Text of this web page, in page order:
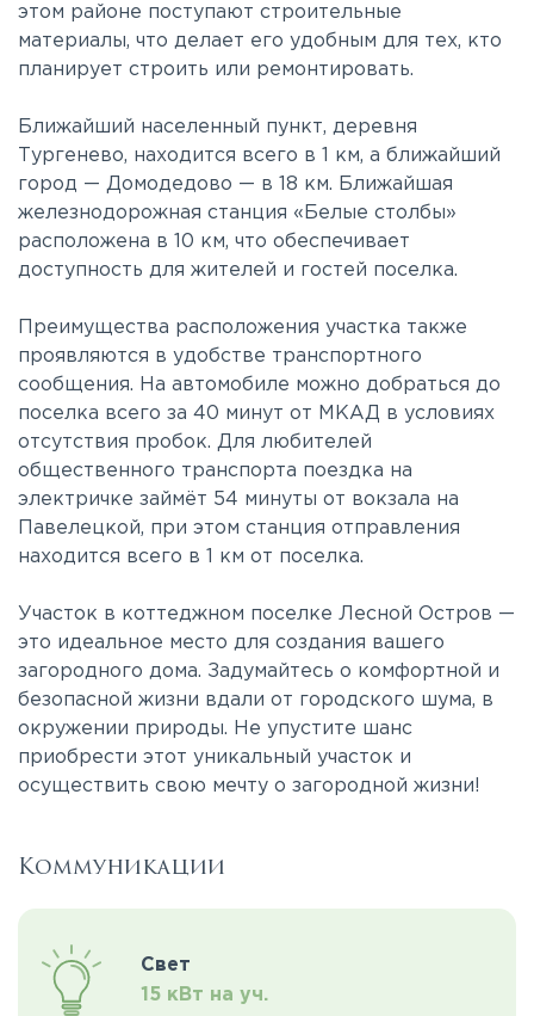
этом районе поступают строительные
материалы, что делает его удобным для тех, кто
планирует строить или ремонтировать.
Ближайший населенный пункт, деревня
Тургенево, находится всего в 1 км, а ближайший
город — Домодедово — в 18 км. Ближайшая
железнодорожная станция «Белые столбы»
расположена в 10 км, что обеспечивает
доступность для жителей и гостей поселка.
Преимущества расположения участка также
проявляются в удобстве транспортного
сообщения. На автомобиле можно добраться до
поселка всего за 40 минут от МКАД в условиях
отсутствия пробок. Для любителей
общественного транспорта поездка на
электричке займёт 54 минуты от вокзала на
Павелецкой, при этом станция отправления
находится всего в 1 км от поселка.
Участок в коттеджном поселке Лесной Остров —
это идеальное место для создания вашего
загородного дома. Задумайтесь о комфортной и
безопасной жизни вдали от городского шума, в
окружении природы. Не упустите шанс
приобрести этот уникальный участок и
осуществить свою мечту о загородной жизни!
Коммуникации
Свет
15 кВт на уч.